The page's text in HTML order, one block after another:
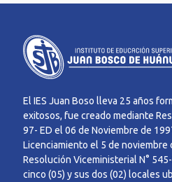
El IES Juan Boso lleva 25 años
exitosos, fue creado mediante
97- ED el 06 de Noviembre de
Licenciamiento el 5 de noviembre
Resolución Viceministerial N°
cinco (05) y sus dos (02) locales